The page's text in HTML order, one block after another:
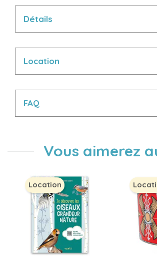
Détails
Location
FAQ
Vous aimerez
Location